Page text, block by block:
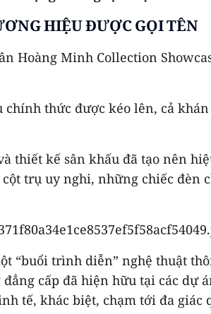
HIỆU ĐƯỢC GỌI TÊN
Hoàng Minh Collection
thức được kéo lên, cả
thiết kế sân khấu đã tạo nên
trụ uy nghi, những chiếc
“buổi trình diễn” nghệ thuật
cấp đã hiện hữu tại các dự
tế, khác biệt, chạm tới đa